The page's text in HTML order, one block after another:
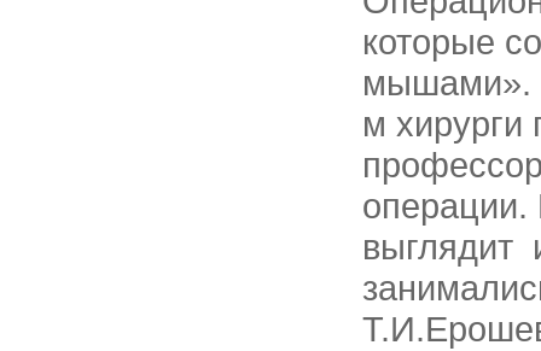
которые
мышами».
м хирурги
операции.
выглядит